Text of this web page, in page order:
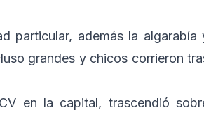
particular, además la algarabía
grandes y chicos corrieron
en la capital, trascendió